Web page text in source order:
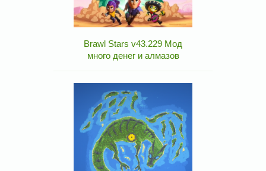
Brawl Stars v43.229 Мод
много денег и алмазов